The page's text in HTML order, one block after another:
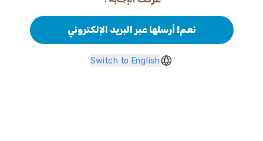
نعم! أرسلها عبر البريد الإلكتروني
Switch to English